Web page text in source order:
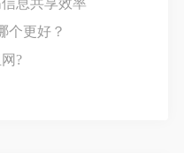
个更好？
?